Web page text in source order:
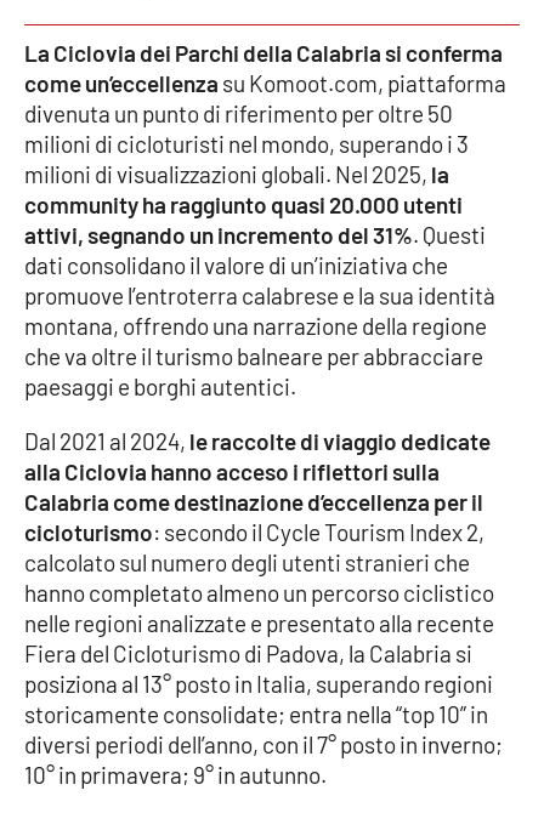
Ambiente
Cronaca
Cultura
Economia e Lavoro
Politica
Sanità
Società
Sport
RUBRICHE
Good Morning Vietnam
Parchi Marini Calabria
Leggendo Alvaro insieme
La Ciclovia dei Parchi della Calabria si conferma
come un’eccellenza su Komoot.com, piattaforma
divenuta un punto di riferimento per oltre 50
milioni di cicloturisti nel mondo, superando i 3
milioni di visualizzazioni globali. Nel 2025, la
community ha raggiunto quasi 20.000 utenti
attivi, segnando un incremento del 31%. Questi
dati consolidano il valore di un’iniziativa che
promuove l’entroterra calabrese e la sua identità
montana, offrendo una narrazione della regione
che va oltre il turismo balneare per abbracciare
paesaggi e borghi autentici.
Dal 2021 al 2024, le raccolte di viaggio dedicate
alla Ciclovia hanno acceso i riflettori sulla
Calabria come destinazione d’eccellenza per il
cicloturismo: secondo il Cycle Tourism Index 2,
calcolato sul numero degli utenti stranieri che
hanno completato almeno un percorso ciclistico
nelle regioni analizzate e presentato alla recente
Fiera del Cicloturismo di Padova, la Calabria si
posiziona al 13° posto in Italia, superando regioni
storicamente consolidate; entra nella “top 10” in
diversi periodi dell’anno, con il 7° posto in inverno;
10° in primavera; 9° in autunno.